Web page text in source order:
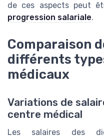
de ces aspects peut
progression salariale.
Comparaison
différents
médicaux
Variations de
centre médical
Les salaires des